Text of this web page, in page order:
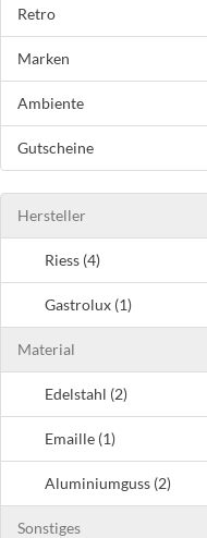
Retro
Marken
Ambiente
Gutscheine
Hersteller
Riess (4)
Gastrolux (1)
Material
Edelstahl (2)
Emaille (1)
Aluminiumguss (2)
Sonstiges